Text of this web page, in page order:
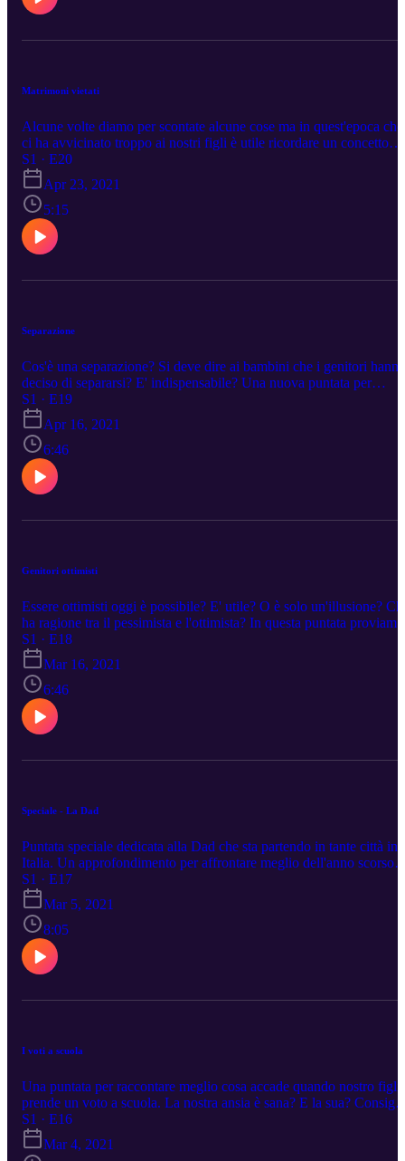
Matrimoni vietati
Alcune volte diamo per scontate alcune cose ma in quest'epoca che
ci ha avvicinato troppo ai nostri figli è utile ricordare un concetto
fondamentale che fa da limite ad ogni relazione "pericolosa" tra
genitori e figli.
S1 · E20
Apr 23, 2021
5:15
Separazione
Cos'è una separazione? Si deve dire ai bambini che i genitori hanno
deciso di separarsi? E' indispensabile? Una nuova puntata per
capirne di più.
S1 · E19
Apr 16, 2021
6:46
Genitori ottimisti
Essere ottimisti oggi è possibile? E' utile? O è solo un'illusione?
ha ragione tra il pessimista e l'ottimista? In questa puntata proviamo
ad entrare nel cuore della questione per comprendere che fare in
questo periodo così complesso.
S1 · E18
Mar 16, 2021
6:46
Speciale - La Dad
Puntata speciale dedicata alla Dad che sta partendo in tante città in
Italia. Un approfondimento per affrontare meglio dell'anno scorso
questo periodo che richiede attenzione e strategie mirate.
S1 · E17
Mar 5, 2021
8:05
I voti a scuola
Una puntata per raccontare meglio cosa accade quando nostro
prende un voto a scuola. La nostra ansia è sana? E la sua? Consigli
strategie per ricominciare a pensare all'apprendimento.
S1 · E16
Mar 4, 2021